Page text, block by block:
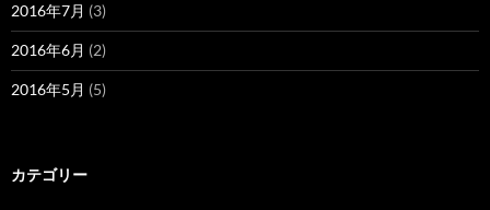
2016年7月 (3)
2016年6月 (2)
2016年5月 (5)
カテゴリー